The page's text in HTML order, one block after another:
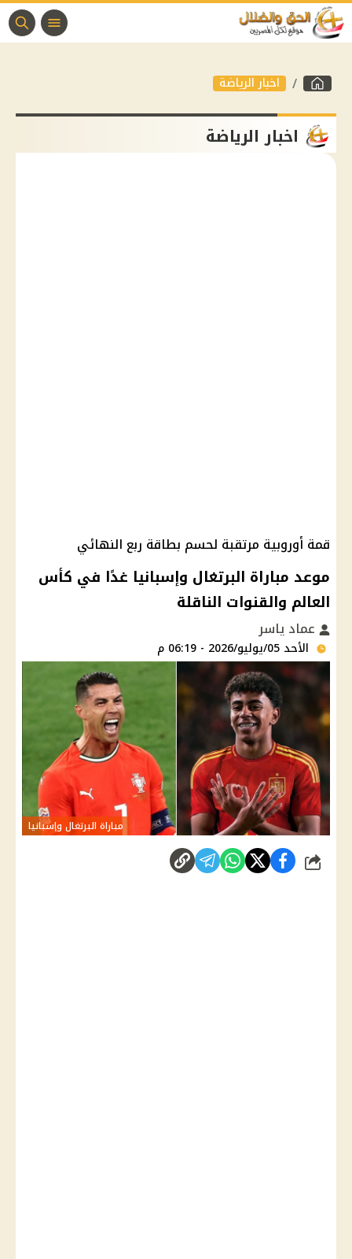
اخبار الرياضة
اخبار الرياضة
قمة أوروبية مرتقبة لحسم بطاقة ربع النهائي
موعد مباراة البرتغال وإسبانيا غدًا في كأس
العالم والقنوات الناقلة
عماد ياسر
الأحد 05/يوليو/2026 - 06:19 م
مباراة البرتغال وإسبانيا
شارك